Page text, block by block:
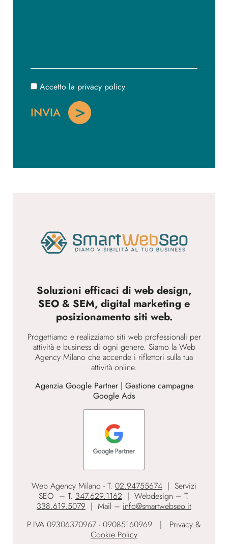
Accetto la privacy policy
Soluzioni efficaci di web design,
SEO & SEM, digital marketing e
posizionamento siti web.
Progettiamo e realizziamo siti web professionali per
attività e business di ogni genere. Siamo la Web
Agency Milano che accende i riflettori sulla tua
attività online.
Agenzia Google Partner | Gestione campagne
Google Ads
Web Agency Milano - T. 02.94755674 | Servizi
SEO – T. 347.629.1162 | Webdesign – T.
338.619.5079 | Mail – info@smartwebseo.it
P.IVA 09306370967 - 09085160969 | Privacy &
Cookie Policy